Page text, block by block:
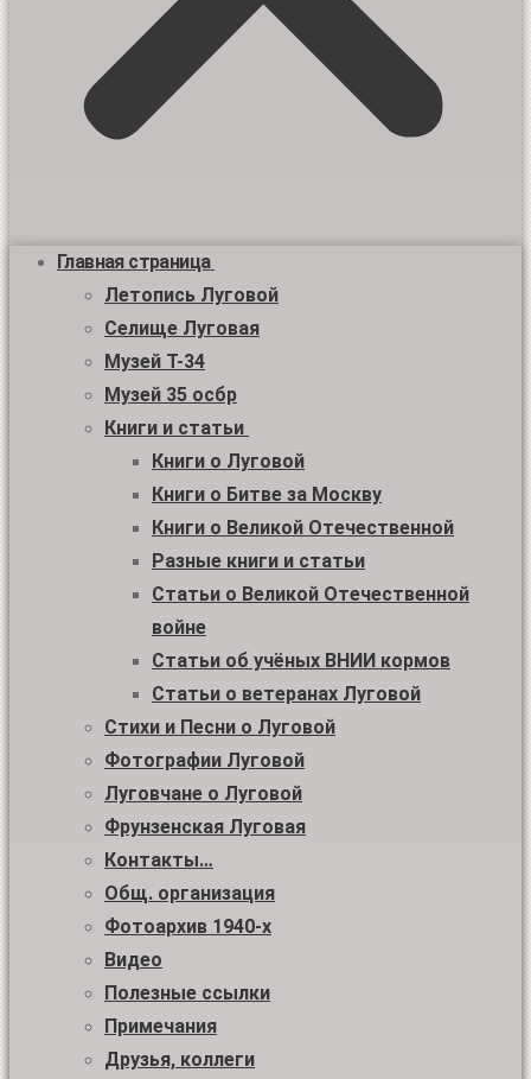
Главная страница
Летопись Луговой
Селище Луговая
Музей Т-34
Музей 35 осбр
Книги и статьи
Книги о Луговой
Книги о Битве за Москву
Книги о Великой Отечественной
Разные книги и статьи
Статьи о Великой Отечественной
войне
Статьи об учёных ВНИИ кормов
Статьи о ветеранах Луговой
Стихи и Песни о Луговой
Фотографии Луговой
Луговчане о Луговой
Фрунзенская Луговая
Контакты…
Общ. организация
Фотоархив 1940-х
Видео
Полезные ссылки
Примечания
Друзья, коллеги